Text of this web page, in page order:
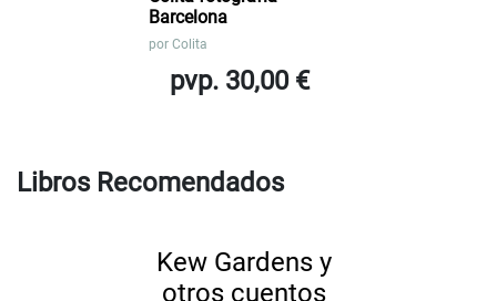
Barcelona
por Colita
pvp. 30,00 €
Libros Recomendados
Kew Gardens y
otros cuentos